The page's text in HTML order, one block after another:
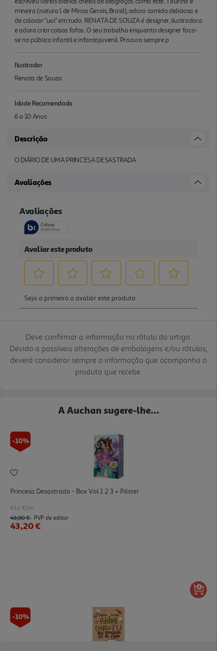
mineira (natura l de Minas Gerais, Brasil), adora comida deliciosa e
de colocar "uai" em tudo. RENATA DE SOUZA é designer, ilustradora
e adora criar coisas fofas. O seu trabalho enquanto designer foca-
se no público infantil e infantojuvenil. Procura sempre p
Ilustrador
Renata de Souza
Idade Recomendada
6 a 10 Anos
Descrição
O DIÁRIO DE UMA PRINCESA DESASTRADA
Avaliações
Deve confirmar a informação no rótulo do artigo.
Devido a possíveis alterações de embalagens e/ou rótulos,
deverá considerar sempre a informação que acompanha o
produto que recebe.
A Auchan sugere-lhe...
-10%
Princesa Desastrada - Box Vol 1 2 3 + Póster
43.2 €/un
48,00 € PVP de editor
43,20 €
-10%